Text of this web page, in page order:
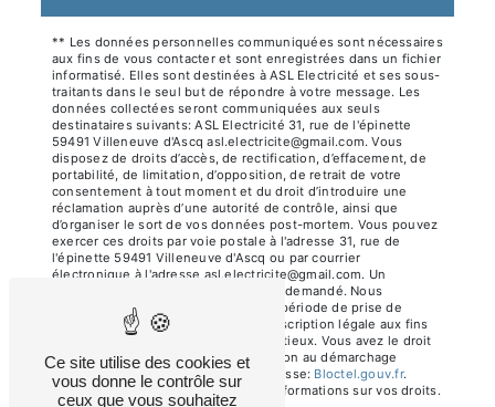
** Les données personnelles communiquées sont nécessaires
aux fins de vous contacter et sont enregistrées dans un fichier
informatisé. Elles sont destinées à ASL Electricité et ses sous-
traitants dans le seul but de répondre à votre message. Les
données collectées seront communiquées aux seuls
destinataires suivants: ASL Electricité 31, rue de l'épinette
59491 Villeneuve d'Ascq asl.electricite@gmail.com. Vous
disposez de droits d’accès, de rectification, d’effacement, de
portabilité, de limitation, d’opposition, de retrait de votre
consentement à tout moment et du droit d’introduire une
réclamation auprès d’une autorité de contrôle, ainsi que
d’organiser le sort de vos données post-mortem. Vous pouvez
exercer ces droits par voie postale à l'adresse 31, rue de
l'épinette 59491 Villeneuve d'Ascq ou par courrier
électronique à l'adresse asl.electricite@gmail.com. Un
justificatif d'identité pourra vous être demandé. Nous
conservons vos données pendant la période de prise de
contact puis pendant la durée de prescription légale aux fins
probatoires et de gestion des contentieux. Vous avez le droit
de vous inscrire sur la liste d'opposition au démarchage
téléphonique, disponible à cette adresse:
Bloctel.gouv.fr.
Consultez le site cnil.fr pour plus d’informations sur vos droits.
Ce site utilise des cookies et
vous donne le contrôle sur
ceux que vous souhaitez